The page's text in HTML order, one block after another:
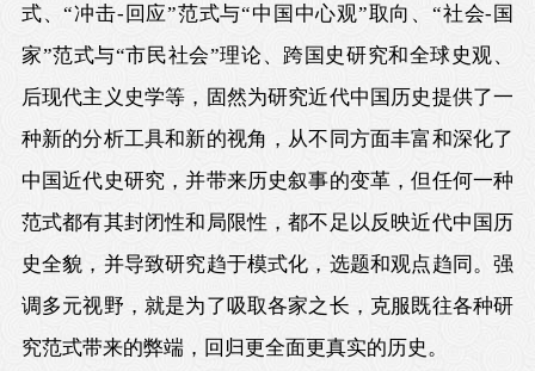
式、“冲击-回应”范式与“中国中心观”取向、“社会-国
家”范式与“市民社会”理论、跨国史研究和全球史观、
后现代主义史学等，固然为研究近代中国历史提供了一
种新的分析工具和新的视角，从不同方面丰富和深化了
中国近代史研究，并带来历史叙事的变革，但任何一种
范式都有其封闭性和局限性，都不足以反映近代中国历
史全貌，并导致研究趋于模式化，选题和观点趋同。强
调多元视野，就是为了吸取各家之长，克服既往各种研
究范式带来的弊端，回归更全面更真实的历史。